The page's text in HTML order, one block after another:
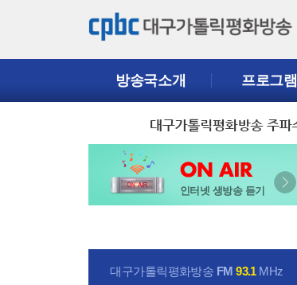
방송국소개 프로그램
인터넷 생방송 듣기
대구가톨릭평화방송 FM93.1MHz